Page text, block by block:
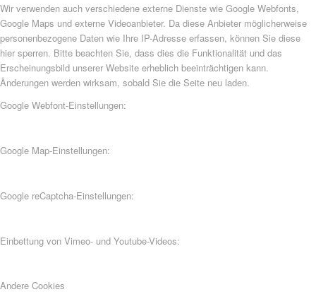
Wir verwenden auch verschiedene externe Dienste wie Google Webfonts,
Google Maps und externe Videoanbieter. Da diese Anbieter möglicherweise
personenbezogene Daten wie Ihre IP-Adresse erfassen, können Sie diese
hier sperren. Bitte beachten Sie, dass dies die Funktionalität und das
Erscheinungsbild unserer Website erheblich beeinträchtigen kann.
Änderungen werden wirksam, sobald Sie die Seite neu laden.
Google Webfont-Einstellungen:
Google Map-Einstellungen:
Google reCaptcha-Einstellungen:
Einbettung von Vimeo- und Youtube-Videos:
Andere Cookies